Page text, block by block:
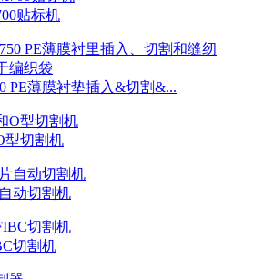
贴标机
PE薄膜衬垫插入&切割&...
型切割机
动切割机
切割机